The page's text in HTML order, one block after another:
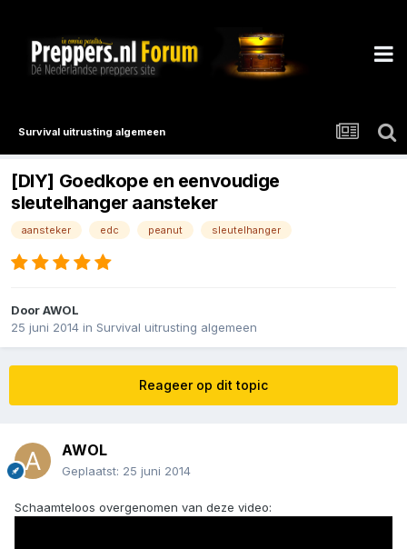
Survival uitrusting algemeen
[DIY] Goedkope en eenvoudige
sleutelhanger aansteker
aansteker edc peanut sleutelhanger
DoorAWOL
25 juni 2014 in Survival uitrusting algemeen
Reageer op dit topic
AWOL
Geplaatst: 25 juni 2014
Schaamteloos overgenomen van deze video: